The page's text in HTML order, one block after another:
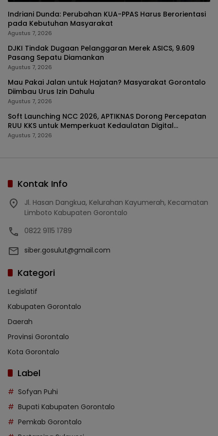
Indriani Dunda: Perubahan KUA-PPAS Harus Berorientasi
pada Kebutuhan Masyarakat
Agustus 7, 2026
DJKI Tindak Dugaan Pelanggaran Merek ASICS, 9.609
Pasang Sepatu Diamankan
Agustus 7, 2026
Mau Pakai Jalan untuk Hajatan? Masyarakat Gorontalo
Diimbau Urus Izin Dahulu
Agustus 7, 2026
Soft Launching NCC 2026, APTIKNAS Dorong Percepatan
RUU KKS untuk Memperkuat Kedaulatan Digital
Indonesia
Agustus 7, 2026
Kontak Info
Jl. Hasan Dangkua, Kelurahan Kayumerah, Kecamatan
Limboto Kabupaten Gorontalo
0822 9115 1789
siber.gosulut@gmail.com
Kategori
Legislatif
Kabupaten Gorontalo
Daerah
Provinsi Gorontalo
Kota Gorontalo
Label
Sofyan Puhi
Bupati Kabupaten Gorontalo
Pemkab Gorontalo